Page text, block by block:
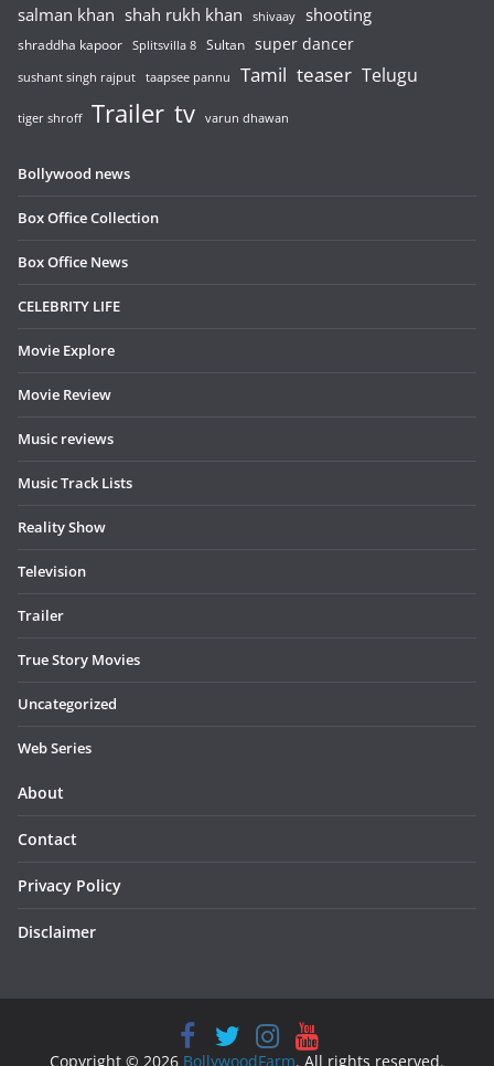
salman khan shah rukh khan shivaay shooting
shraddha kapoor Splitsvilla 8 Sultan super dancer
sushant singh rajput taapsee pannu Tamil teaser Telugu
tiger shroff Trailer tv varun dhawan
Bollywood news
Box Office Collection
Box Office News
CELEBRITY LIFE
Movie Explore
Movie Review
Music reviews
Music Track Lists
Reality Show
Television
Trailer
True Story Movies
Uncategorized
Web Series
About
Contact
Privacy Policy
Disclaimer
Copyright © 2026 BollywoodFarm. All rights reserved.